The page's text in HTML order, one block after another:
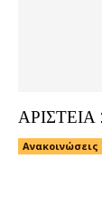
ΑΡΙΣΤΕΙΑ